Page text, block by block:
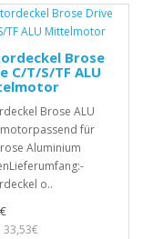
Brose
C/T/S/TF ALU
Brose ALU
für
Aluminium
o..
33,53€